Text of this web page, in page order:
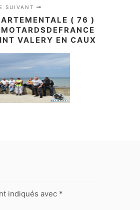
SUIVANT
( 76 )
VALERY EN CAUX
indiqués avec *